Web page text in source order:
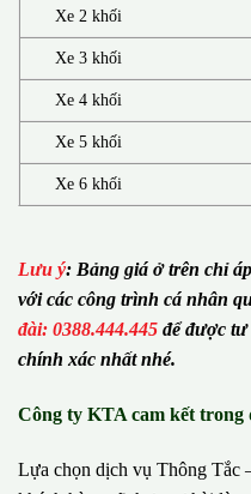
Xe 2 khối
Xe 3 khối
Xe 4 khối
Xe 5 khối
Xe 6 khối
Lưu ý: Bảng giá ở trên chỉ
với các công trình cá nhân
đài: 0388.444.445 để được
chính xác nhất nhé.
Công ty KTA cam kết trong
Lựa chọn dịch vụ Thông Tắc